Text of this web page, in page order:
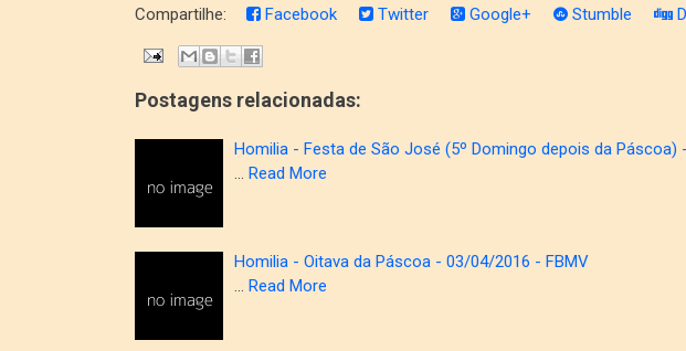
Compartilhe: Facebook Twitter Google+ Stumble
Postagens relacionadas:
Homilia - Festa de São José (5º Domingo depois da Páscoa)
… Read More
Homilia - Oitava da Páscoa - 03/04/2016 - FBMV
… Read More